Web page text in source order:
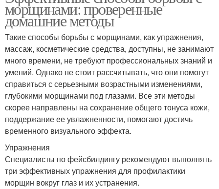
морщинами: проверенные
домашние методы
Такие способы борьбы с морщинами, как упражнения,
массаж, косметические средства, доступны, не занимают
много времени, не требуют профессиональных знаний и
умений. Однако не стоит рассчитывать, что они помогут
справиться с серьезными возрастными изменениями,
глубокими морщинами под глазами. Все эти методы
скорее направлены на сохранение общего тонуса кожи,
поддержание ее увлажненности, помогают достичь
временного визуального эффекта.
Упражнения
Специалисты по фейсбилдингу рекомендуют выполнять
три эффективных упражнения для профилактики
морщин вокруг глаз и их устранения.